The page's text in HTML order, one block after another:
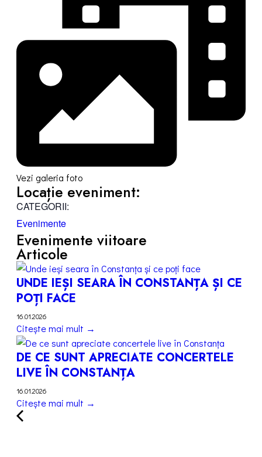
Vezi galeria foto
Locație eveniment:
CATEGORII:
Evenimente
Evenimente viitoare
Articole
UNDE IEȘI SEARA ÎN CONSTANȚA ȘI CE
POȚI FACE
16.01.2026
Citește mai mult →
DE CE SUNT APRECIATE CONCERTELE
LIVE ÎN CONSTANȚA
16.01.2026
Citește mai mult →